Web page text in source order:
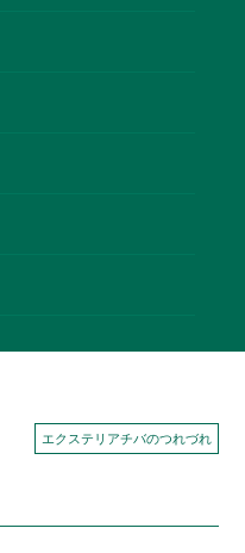
エクステリアチバのつれづれ